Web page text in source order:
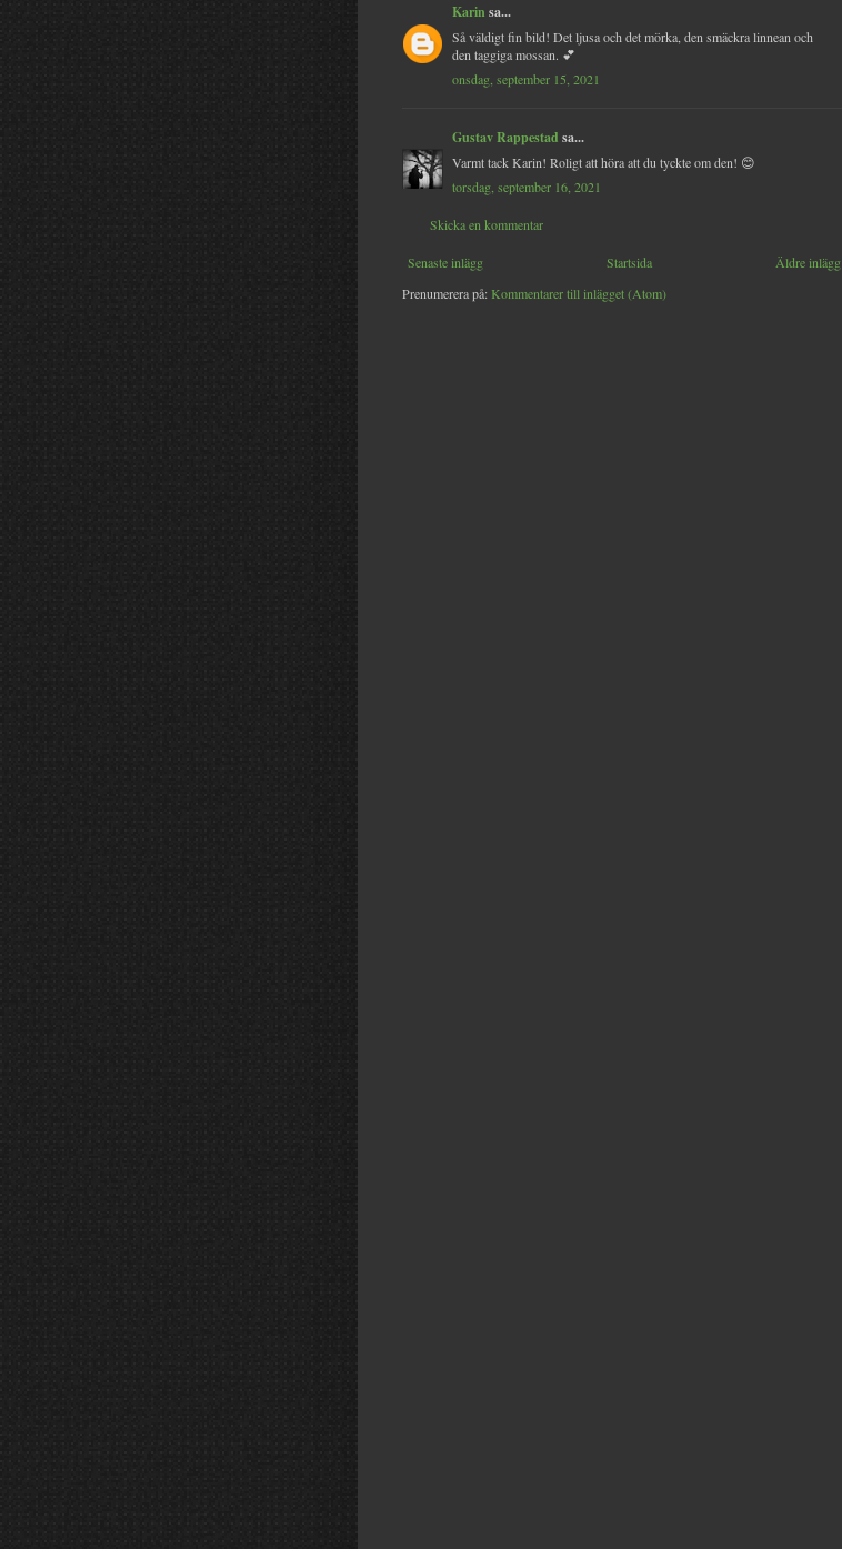
Karin sa...
Så väldigt fin bild! Det ljusa och det mörka, den smäckra linnean och
den taggiga mossan. 💕
onsdag, september 15, 2021
Gustav Rappestad sa...
Varmt tack Karin! Roligt att höra att du tyckte om den! 😊
torsdag, september 16, 2021
Skicka en kommentar
Senaste inlägg Äldre inlägg
Startsida
Prenumerera på: Kommentarer till inlägget (Atom)